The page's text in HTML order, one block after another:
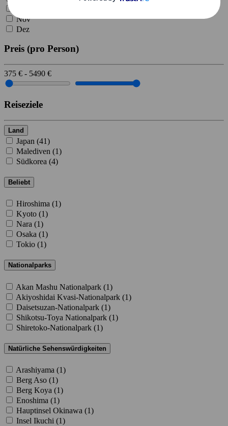
Nov
Dez
Preis (pro Person)
375 € - 5490 €
Reiseziele
Land
Japan (41)
Malediven (1)
Südkorea (4)
Beliebt
Hiroshima (1)
Kyoto (1)
Nara (1)
Osaka (1)
Tokio (1)
Nationalparks
Akan Mashu Nationalpark (1)
Akiyoshidai Kvasi-Nationalpark (1)
Daisetsuzan-Nationalpark (1)
Shikotsu-Toya Nationalpark (1)
Shiretoko-Nationalpark (1)
Natürliche Sehenswürdigkeiten
Arashiyama (1)
Berg Aso (1)
Berg Koya (1)
Enoshima (1)
Hauptinsel Okinawa (1)
Insel Ikuchi (1)